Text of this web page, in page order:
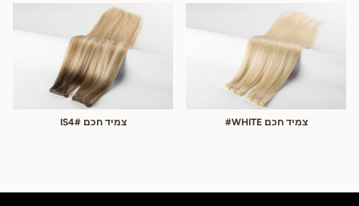
צמיד חכם WHITE# צמיד חכם #IS4